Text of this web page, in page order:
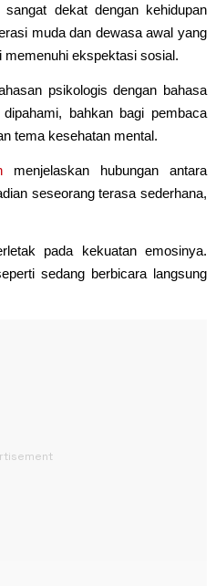
dekat dengan kehidupan
muda dan dewasa awal yang
ekspektasi sosial.
psikologis dengan bahasa
bahkan bagi pembaca
tema kesehatan mental.
menjelaskan hubungan antara
seseorang terasa sederhana,
pada kekuatan emosinya.
sedang berbicara langsung